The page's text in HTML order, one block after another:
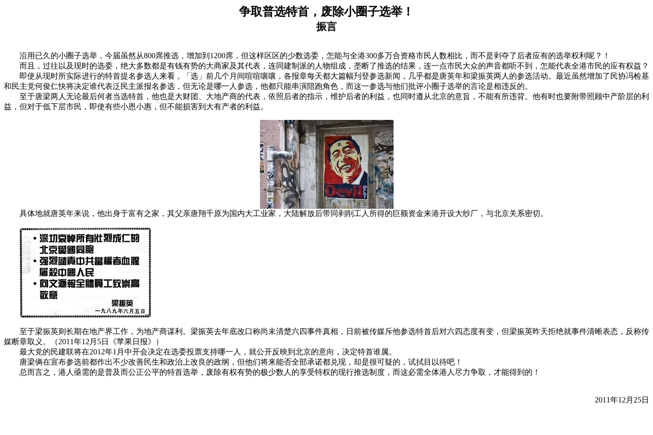
争取普选特首，废除小圈子选举！
振言
沿用已久的小圈子选举，今届虽然从800席推选，增加到 1200席，但这样区区的少数选委，怎能与全港300多万合资格市民人数相比，而不是剥夺了后者应有的选举权利呢？！
而且，过往以及现时的选委，绝大多数都是有钱有势的大商家及其代表，连同建制派的人物组成，垄断了推选的结果，连一点市民大众的声音都听不到，怎能代表全港市民的应有权益？
即使从现时所实际进行的特首提名参选人来看，「选」前几个月间喧喧嚷嚷，各报章每天都大篇幅刋登参选新闻，几乎都是唐英年和梁振英两人的参选活动。最近虽然增加了民协冯检基
和民主党何俊仁快将决定谁代表泛民主派报名参选，但无论是哪一人参选，他都只能串演陪跑角色，而这一参选与他们批评小圈子选举的言论是相违反的。
至于唐梁两人无论最后何者当选特首，他也是大财团、大地产商的代表，依照后者的指示，维护后者的利益，也同时遵从北京的意旨，不能有所违背。他有时也要附带照顾中产阶层的利
益，但对于低下层市民，即使有些小恩小惠，但不能损害到大有产者的利益。
具体地就唐英年来说，他出身于富有之家，其父亲唐翔千原为国内大工业家，大陆解放后带同剥削工人所得的巨额资金来港开设大纱厂，与北京关系密切。
至于梁振英则长期在地产界工作，为地产商谋利。梁振英去年底改口称尚未清楚六四事件真相，日前被传媒斥他参选特首后对六四态度有变，但梁振英昨天拒绝就事件清晰表态，反称传
媒断章取义。（2011年12 月 5日《苹果日报》
）
最大党的民建联将在2012年1 月中开会决定在选委投票支持哪一人，就公开反映到北京的意向，决定特首谁属。
唐梁俩在宣布参选前都作出不少改善民生和政治上改良的政纲，但他们将来能否全部承诺都兑现，却是很可疑的，试拭目以待吧！
总而言之，港人亟需的是普及而公正公平的特首选举，废除有权有势的极少数人的享受特权的现行推选制度，而这必需全体港人尽力争取，才能得到的！
2011年12 月 25日